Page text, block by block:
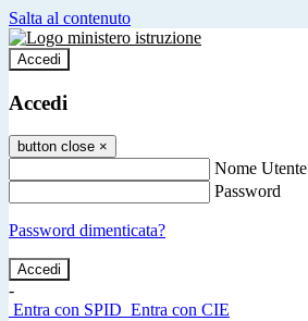
Salta al contenuto
Accedi
Accedi
button close ×
Nome Utente
Password
Password dimenticata?
-
Entra con SPID Entra con CIE